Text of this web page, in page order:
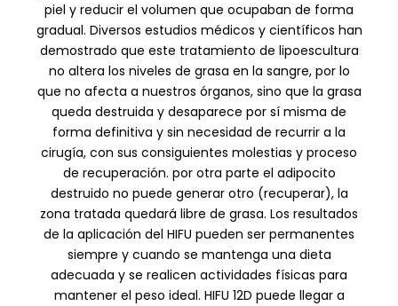
piel y reducir el volumen que ocupaban de forma
gradual. Diversos estudios médicos y científicos han
demostrado que este tratamiento de lipoescultura
no altera los niveles de grasa en la sangre, por lo
que no afecta a nuestros órganos, sino que la grasa
queda destruida y desaparece por sí misma de
forma definitiva y sin necesidad de recurrir a la
cirugía, con sus consiguientes molestias y proceso
de recuperación. por otra parte el adipocito
destruido no puede generar otro (recuperar), la
zona tratada quedará libre de grasa. Los resultados
de la aplicación del HIFU pueden ser permanentes
siempre y cuando se mantenga una dieta
adecuada y se realicen actividades físicas para
mantener el peso ideal. HIFU 12D puede llegar a